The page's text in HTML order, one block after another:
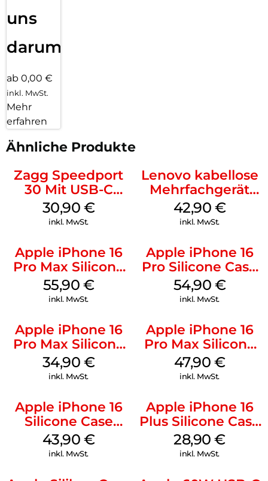
uns
darum!
ab 0,00 €
inkl. MwSt.
Mehr
erfahren
Ähnliche Produkte
Zagg Speedport
30 Mit USB-C
Kabel Weiß
30,90 €
inkl. MwSt.
Lenovo kabellose
Mehrfachgerät
Luna Grey
42,90 €
inkl. MwSt.
Apple iPhone 16
Pro Max Silicone
Case MagSafe
Stone Gray
55,90 €
inkl. MwSt.
Apple iPhone 16
Pro Silicone Case
MagSafe Black
54,90 €
inkl. MwSt.
Apple iPhone 16
Pro Max Silicone
Case MagSafe
Denim
34,90 €
inkl. MwSt.
Apple iPhone 16
Pro Max Silicone
Case MagSafe
Black
47,90 €
inkl. MwSt.
Apple iPhone 16
Silicone Case
MagSafe Plum
43,90 €
inkl. MwSt.
Apple iPhone 16
Plus Silicone Case
MagSafe Black
28,90€
inkl. MwSt.